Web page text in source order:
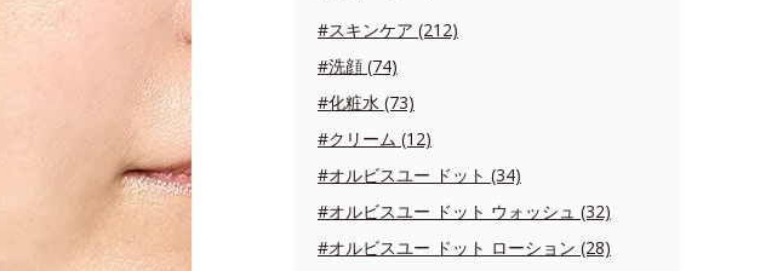
#スキンケア (212)
#洗顔 (74)
#化粧水 (73)
#クリーム (12)
#オルビスユー ドット (34)
#オルビスユー ドット ウォッシュ (32)
#オルビスユー ドット ローション (28)